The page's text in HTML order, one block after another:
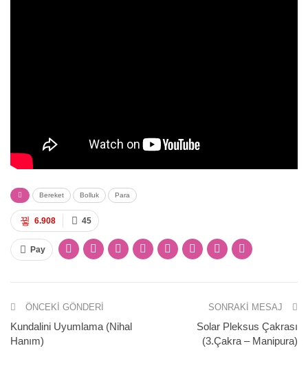
Bereket Bolluk Para
45
6.908
Pay
ÖNCEKI GÖNDERI
Kundalini Uyumlama (Nihal
Hanım)
SONRAKI MESAJ
Solar Pleksus Çakrası
(3.Çakra – Manipura)